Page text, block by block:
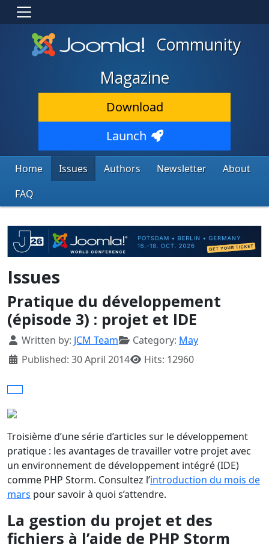
Community
Magazine
Download
Launch
Home Issues Authors Newsletter
About
FAQ
Issues
Pratique du développement
(épisode 3) : projet et IDE
Details
Written by: JCM Team Category: May
Published: 30 April 2014
Hits: 12960
Troisième d’une série d’articles sur le développement
pratique : les avantages de travailler votre projet avec
un environnement de développement intégré (IDE)
comme PHP Storm. Consultez l’introduction du mois de
mars pour savoir à quoi s’attendre.
La gestion du projet et des
fichiers à l’aide de PHP Storm